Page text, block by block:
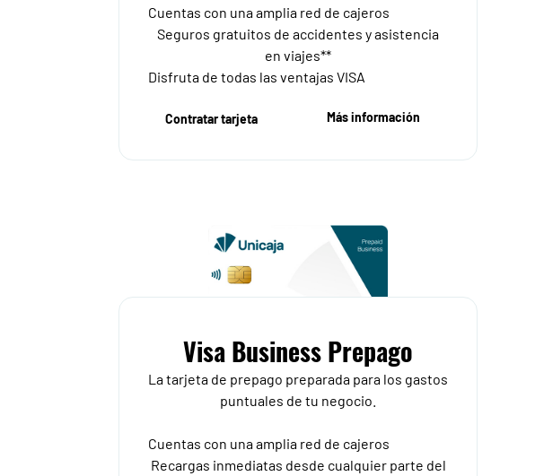
Cuentas con una amplia red de cajeros
Seguros gratuitos de accidentes y asistencia
en viajes**
Disfruta de todas las ventajas VISA
Contratar tarjeta Más información
Visa Business Prepago
La tarjeta de prepago preparada para los gastos
puntuales de tu negocio.
Cuentas con una amplia red de cajeros
Recargas inmediatas desde cualquier parte del